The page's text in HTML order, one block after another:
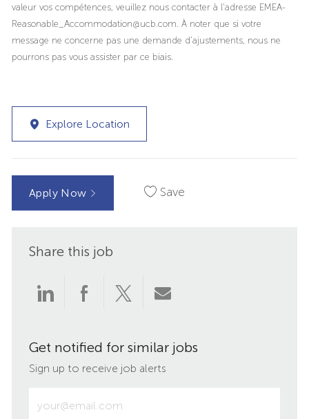
valeur vos compétences, veuillez nous contacter à l'adresse EMEA-
Reasonable_Accommodation@ucb.com. À noter que si votre
message ne concerne pas une demande d'ajustements, nous ne
pourrons pas vous assister par ce biais.
Explore Location
Apply Now Save
Share this job
Share
LinkedIn
Share
Facebook
Share
twitter
Share
email
Get notified for similar jobs
Sign up to receive job alerts
Email